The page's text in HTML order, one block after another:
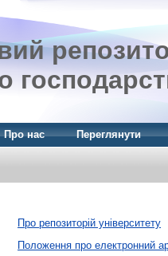
Про нас Переглянути
Про репозиторій університету
Положення про електронний